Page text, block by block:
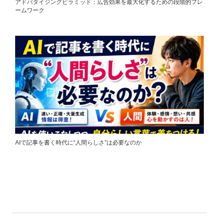
アドバタイジングピラミッド：広告効果を最大化するための段階的フレ
ームワーク
AIで記事を書く時代に“人間らしさ”は必要なのか